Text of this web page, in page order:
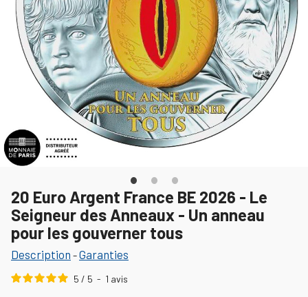
20 Euro Argent France BE 2026 - Le
Seigneur des Anneaux - Un anneau
pour les gouverner tous
Description -Garanties
5 / 5 - 1 avis